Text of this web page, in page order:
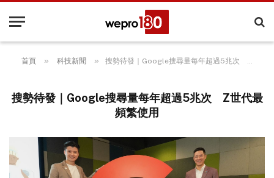
首頁 » 科技新聞 » 搜勢待發｜Google搜尋量每年超過5兆次 Z世代最頻繁使用
搜勢待發｜Google搜尋量每年超過5兆次 Z世代最
頻繁使用